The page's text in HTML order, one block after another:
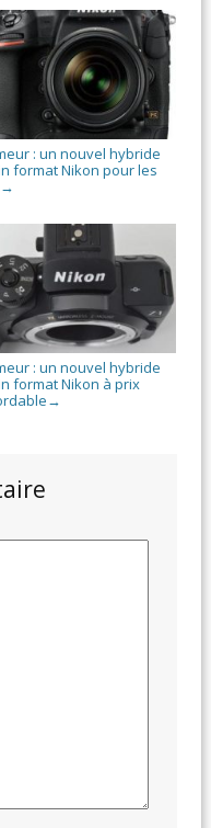
: un nouvel hybride
format Nikon pour les
→
: un nouvel hybride
format Nikon à prix
→